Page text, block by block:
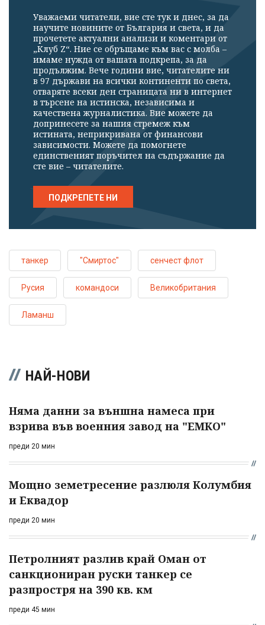
Уважаеми читатели, вие сте тук и днес, за да
научите новините от България и света, и да
прочетете актуални анализи и коментари от
„Клуб Z“. Ние се обръщаме към вас с молба –
имаме нужда от вашата подкрепа, за да
продължим. Вече години вие, читателите ни
в 97 държави на всички континенти по света,
отваряте всеки ден страницата ни в интернет
в търсене на истинска, независима и
качествена журналистика. Вие можете да
допринесете за нашия стремеж към
истината, неприкривана от финансови
зависимости. Можете да помогнете
единственият поръчител на съдържание да
сте вие – читателите.
ПОДКРЕПЕТЕ НИ
танкер "Смиртос" сенчест флот
Русия командоси Великобритания
Ламанш
НАЙ-НОВИ
Няма данни за външна намеса при
взрива във военния завод на "ЕМКО"
преди 20 мин
Мощно земетресение разлюля Колумбия
и Еквадор
преди 20 мин
Петролният разлив край Оман от
санкциониран руски танкер се
разпростря на 390 кв. км
преди 45 мин